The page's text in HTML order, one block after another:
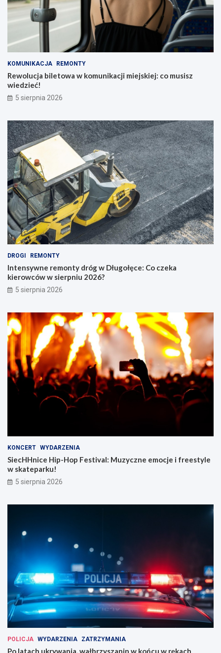
KOMUNIKACJA REMONTY
Rewolucja biletowa w komunikacji miejskiej: co musisz
wiedzieć!
5 sierpnia 2026
DROGI REMONTY
Intensywne remonty dróg w Długołęce: Co czeka
kierowców w sierpniu 2026?
5 sierpnia 2026
KONCERT WYDARZENIA
SiecHHnice Hip-Hop Festival: Muzyczne emocje i freestyle
w skateparku!
5 sierpnia 2026
POLICJA WYDARZENIA ZATRZYMANIA